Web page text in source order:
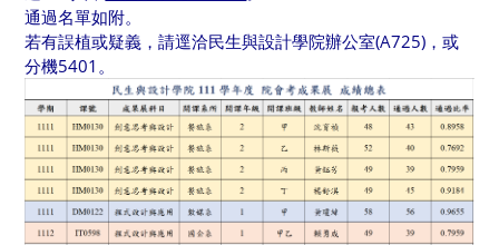
通過名單如附。
若有誤植或疑義，請逕洽民生與設計學院辦公室(A725)，或
分機5401。